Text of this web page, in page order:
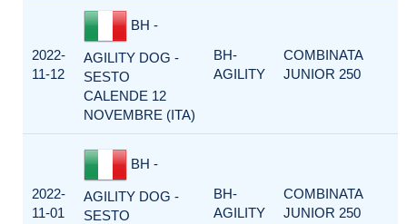
2022-
11-12
BH -
AGILITY DOG -
SESTO
CALENDE 12
NOVEMBRE (ITA)
BH-
AGILITY
COMBINATA
JUNIOR 250
2022-
11-01
BH -
AGILITY DOG -
SESTO
BH-
AGILITY
COMBINATA
JUNIOR 250